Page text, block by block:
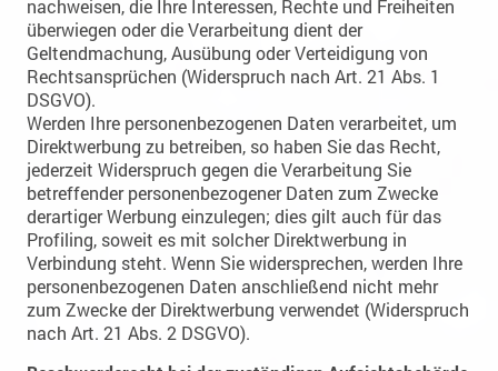
nachweisen, die Ihre Interessen, Rechte und Freiheiten
überwiegen oder die Verarbeitung dient der
Geltendmachung, Ausübung oder Verteidigung von
Rechtsansprüchen (Widerspruch nach Art. 21 Abs. 1
DSGVO).
Werden Ihre personenbezogenen Daten verarbeitet, um
Direktwerbung zu betreiben, so haben Sie das Recht,
jederzeit Widerspruch gegen die Verarbeitung Sie
betreffender personenbezogener Daten zum Zwecke
derartiger Werbung einzulegen; dies gilt auch für das
Profiling, soweit es mit solcher Direktwerbung in
Verbindung steht. Wenn Sie widersprechen, werden Ihre
personenbezogenen Daten anschließend nicht mehr
zum Zwecke der Direktwerbung verwendet (Widerspruch
nach Art. 21 Abs. 2 DSGVO).